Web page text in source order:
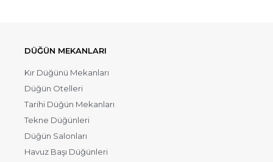
DÜĞÜN MEKANLARI
Kır Düğünü Mekanları
Düğün Otelleri
Tarihi Düğün Mekanları
Tekne Düğünleri
Düğün Salonları
Havuz Başı Düğünleri